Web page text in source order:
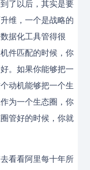
了以后，其实是要
维，一个是战略的
据化工具管得很
件匹配的时候，你
。如果你能够把一
动机能够把一个生
为一个生态圈，你
管好的时候，你就
看看阿里每十年所